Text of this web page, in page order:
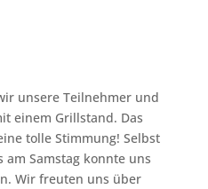
unsere Teilnehmer und
einem Grillstand. Das
tolle Stimmung! Selbst
am Samstag konnte uns
Wir freuten uns über